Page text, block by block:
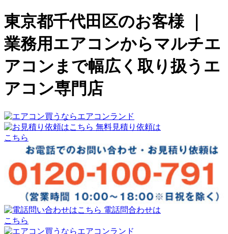
東京都千代田区のお客様 ｜
業務用エアコンからマルチエ
アコンまで幅広く取り扱うエ
アコン専門店
無料見積り依頼は
こちら
電話問合わせは
こちら